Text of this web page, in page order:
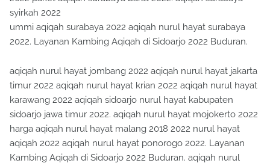
syirkah 2022
ummi aqiqah surabaya 2022 aqiqah nurul hayat surabaya
2022. Layanan Kambing Aqiqah di Sidoarjo 2022 Buduran.
aqiqah nurul hayat jombang 2022 aqiqah nurul hayat jakarta
timur 2022 aqiqah nurul hayat krian 2022 aqiqah nurul hayat
karawang 2022 aqiqah sidoarjo nurul hayat kabupaten
sidoarjo jawa timur 2022. aqiqah nurul hayat mojokerto 2022
harga aqiqah nurul hayat malang 2018 2022 nurul hayat
aqiqah 2022 aqiqah nurul hayat ponorogo 2022. Layanan
Kambing Aqiqah di Sidoarjo 2022 Buduran. aqiqah nurul